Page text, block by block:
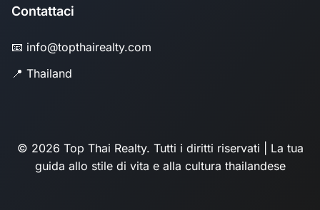
Contattaci
📧 info@topthairealty.com
📍 Thailand
© 2026 Top Thai Realty. Tutti i diritti riservati | La tua
guida allo stile di vita e alla cultura thailandese